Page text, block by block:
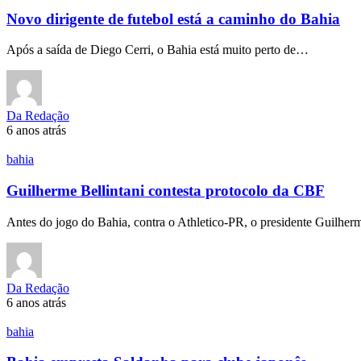
Novo dirigente de futebol está a caminho do Bahia
Após a saída de Diego Cerri, o Bahia está muito perto de…
Da Redação
6 anos atrás
bahia
Guilherme Bellintani contesta protocolo da CBF
Antes do jogo do Bahia, contra o Athletico-PR, o presidente
Da Redação
6 anos atrás
bahia